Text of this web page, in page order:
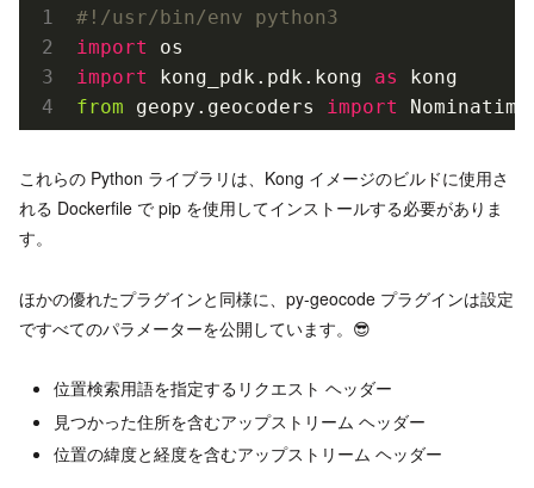
#!/usr/bin/env python3
import
import
kong_pdk.pdk.kong as
from geopy.geocoders import
これらの Python ライブラリは、Kong イメージのビルドに使用さ
れる Dockerfile で pip を使用してインストールする必要がありま
す。
ほかの優れたプラグインと同様に、py-geocode プラグインは設定
ですべてのパラメーターを公開しています。😎
位置検索用語を指定するリクエスト ヘッダー
見つかった住所を含むアップストリーム ヘッダー
位置の緯度と経度を含むアップストリーム ヘッダー